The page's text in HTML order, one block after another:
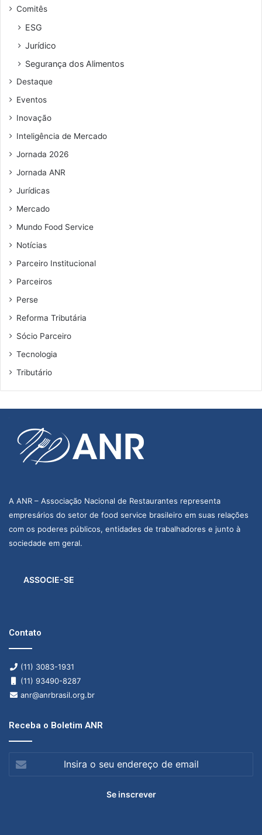
e
e
e
a
i
Comitês
ESG
Jurídico
Segurança dos Alimentos
Destaque
Eventos
Inovação
Inteligência de Mercado
Jornada 2026
Jornada ANR
Jurídicas
Mercado
Mundo Food Service
Notícias
Parceiro Institucional
Parceiros
Perse
Reforma Tributária
Sócio Parceiro
Tecnologia
Tributário
A ANR – Associação Nacional de Restaurantes representa
empresários do setor de food service brasileiro em suas relações
com os poderes públicos, entidades de trabalhadores e junto à
sociedade em geral.
ASSOCIE-SE
Contato
(11) 3083-1931
(11) 93490-8287
anr@anrbrasil.org.br
Receba o Boletim ANR